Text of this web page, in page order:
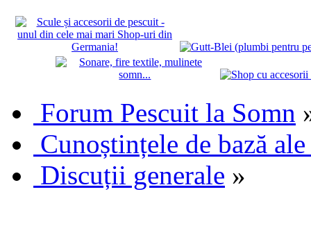
Forum Pescuit la Somn
Cunoștințele de bază
Discuții generale »